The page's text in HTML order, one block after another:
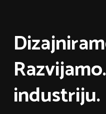
industriju.